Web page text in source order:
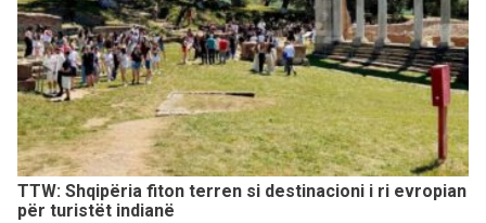
TTW: Shqipëria fiton terren si destinacioni i ri evropian
për turistët indianë